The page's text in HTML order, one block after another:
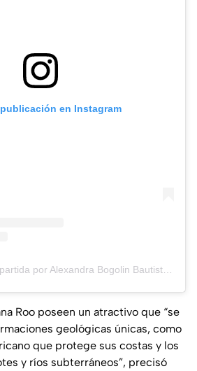
en Instagram
Roo poseen un atractivo que “se
geológicas únicas, como
que protege sus costas y los
y ríos subterráneos”, precisó